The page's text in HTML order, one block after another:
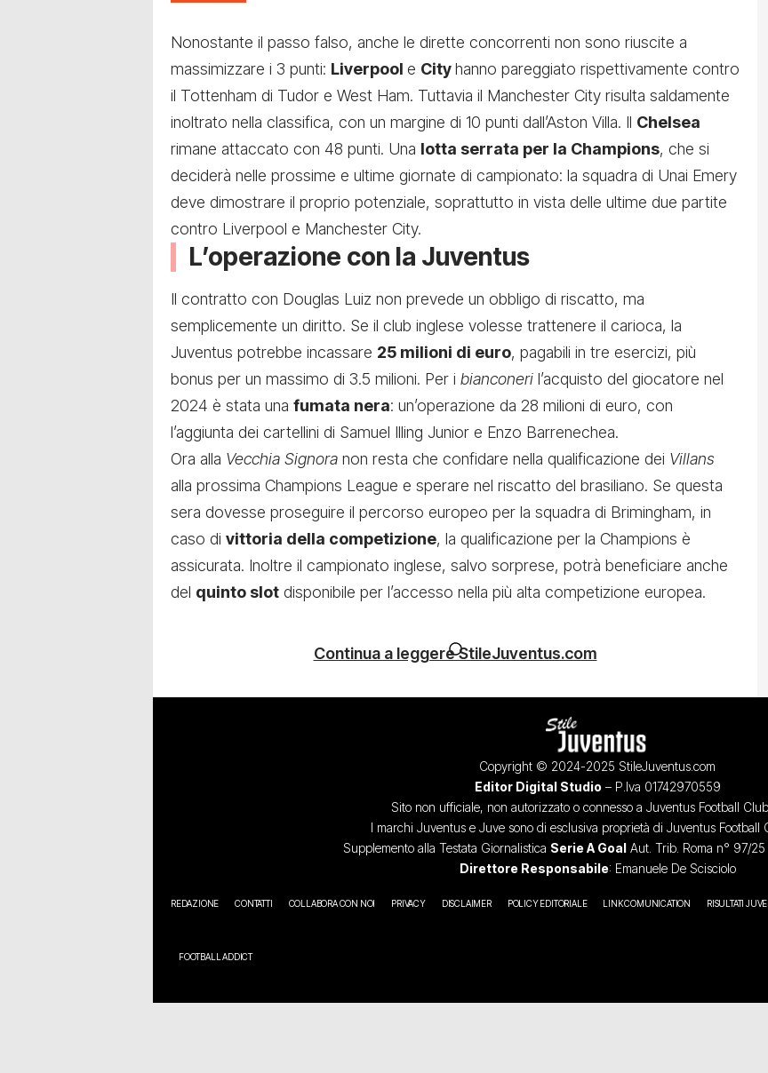
Nonostante il passo falso, anche le dirette concorrenti non sono riuscite a
massimizzare i 3 punti: Liverpool e Cityhanno pareggiato rispettivamente contro
il Tottenham di Tudor e West Ham. Tuttavia il Manchester City risulta saldamente
inoltrato nella classifica, con un margine di 10 punti dall’Aston Villa. Il Chelsea
rimane attaccato con 48 punti. Una lotta serrata per la Champions, che si
deciderà nelle prossime e ultime giornate di campionato: la squadra di Unai Emery
deve dimostrare il proprio potenziale, soprattutto in vista delle ultime due partite
contro Liverpool e Manchester City.
L’operazione con la Juventus
Il contratto con Douglas Luiz non prevede un obbligo di riscatto, ma
semplicemente un diritto. Se il club inglese volesse trattenere il carioca, la
Juventus potrebbe incassare 25 milioni di euro, pagabili in tre esercizi, più
bonus per un massimo di 3.5 milioni. Per i bianconeri l’acquisto del giocatore nel
2024 è stata una fumata nera: un’operazione da 28 milioni di euro, con
l’aggiunta dei cartellini di Samuel Illing Junior e Enzo Barrenechea.
Ora alla Vecchia Signora non resta che confidare nella qualificazione dei Villans
alla prossima Champions League e sperare nel riscatto del brasiliano. Se questa
sera dovesse proseguire il percorso europeo per la squadra di Brimingham, in
caso di vittoria della competizione, la qualificazione per la Champions è
assicurata. Inoltre il campionato inglese, salvo sorprese, potrà beneficiare anche
del quinto slot disponibile per l’accesso nella più alta competizione europea.
Continua a leggere StileJuventus.com
Copyright © 2024-2025 StileJuventus.com
Editor Digital Studio – P.Iva 01742970559
Sito non ufficiale, non autorizzato o connesso a Juventus Football Club
I marchi Juventus e Juve sono di esclusiva proprietà di Juventus Football
Supplemento alla Testata Giornalistica Serie A GoalAut. Trib. Roma n° 97/
Direttore Responsabile: Emanuele De Scisciolo
REDAZIONE CONTATTI COLLABORA CON NOI PRIVACY DISCLAIMER POLICY EDITORIALE LINK COMUNICATION RISULTATI
FOOTBALL ADDICT